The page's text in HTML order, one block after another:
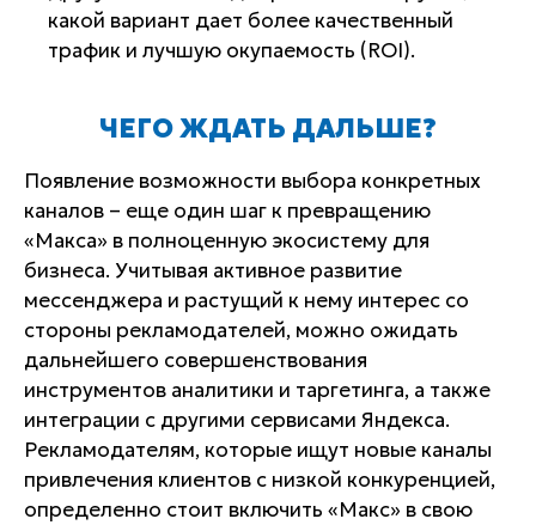
какой вариант дает более качественный
трафик и лучшую окупаемость (ROI).
ЧЕГО ЖДАТЬ ДАЛЬШЕ?
Появление возможности выбора конкретных
каналов – еще один шаг к превращению
«Макса» в полноценную экосистему для
бизнеса. Учитывая активное развитие
мессенджера и растущий к нему интерес со
стороны рекламодателей, можно ожидать
дальнейшего совершенствования
инструментов аналитики и таргетинга, а также
интеграции с другими сервисами Яндекса.
Рекламодателям, которые ищут новые каналы
привлечения клиентов с низкой конкуренцией,
определенно стоит включить «Макс» в свою